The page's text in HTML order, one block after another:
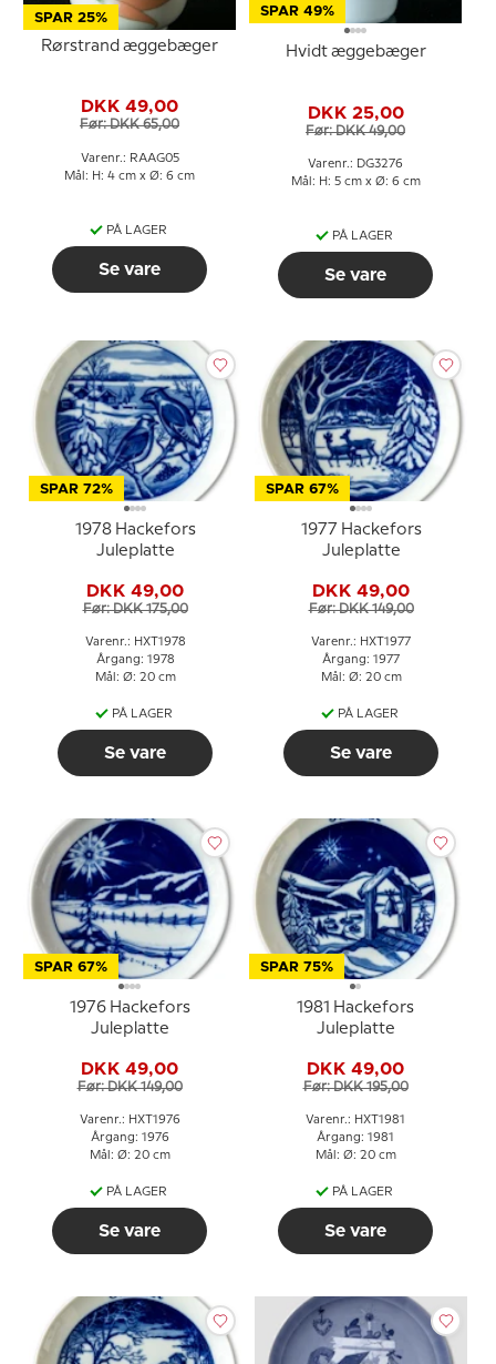
SPAR 25%
Rørstrand æggebæger
DKK 49,00
Før: DKK 65,00
Varenr.: RAAG05
Mål: H: 4 cm x Ø: 6 cm
PÅ LAGER
Se vare
SPAR 49%
Hvidt æggebæger
DKK 25,00
Før: DKK 49,00
Varenr.: DG3276
Mål: H: 5 cm x Ø: 6 cm
PÅ LAGER
Se vare
SPAR 72%
1978 Hackefors
Juleplatte
DKK 49,00
Før: DKK 175,00
Varenr.: HXT1978
Årgang: 1978
Mål: Ø: 20 cm
PÅ LAGER
Se vare
SPAR 67%
1977 Hackefors
Juleplatte
DKK 49,00
Før: DKK 149,00
Varenr.: HXT1977
Årgang: 1977
Mål: Ø: 20 cm
PÅ LAGER
Se vare
SPAR 67%
1976 Hackefors
Juleplatte
DKK 49,00
Før: DKK 149,00
Varenr.: HXT1976
Årgang: 1976
Mål: Ø: 20 cm
PÅ LAGER
Se vare
SPAR 75%
1981 Hackefors
Juleplatte
DKK 49,00
Før: DKK 195,00
Varenr.: HXT1981
Årgang: 1981
Mål: Ø: 20 cm
PÅ LAGER
Se vare